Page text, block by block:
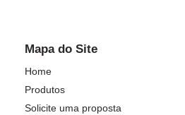
Mapa do Site
Home
Produtos
Solicite uma proposta